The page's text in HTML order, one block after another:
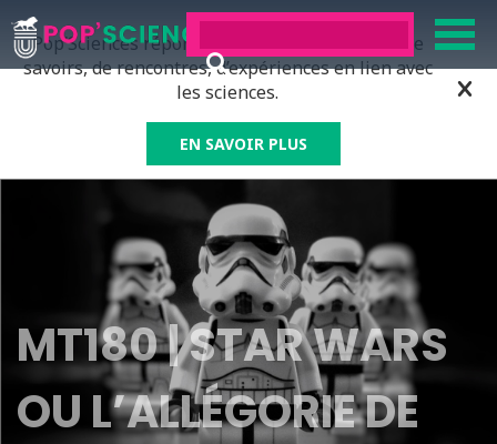
Pop’Sciences répond à tous ceux qui ont soif de
savoirs, de rencontres, d’expériences en lien avec
les sciences.
EN SAVOIR PLUS
MT180 | STAR WARS
OU L’ALLÉGORIE DE